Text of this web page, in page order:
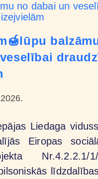
Liedaga
Eiropas
Nr.4.2.2.1/1/